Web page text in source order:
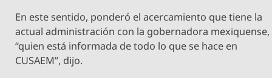
En este sentido, ponderó el acercamiento que tiene la
actual administración con la gobernadora mexiquense,
“quien está informada de todo lo que se hace en
CUSAEM”, dijo.